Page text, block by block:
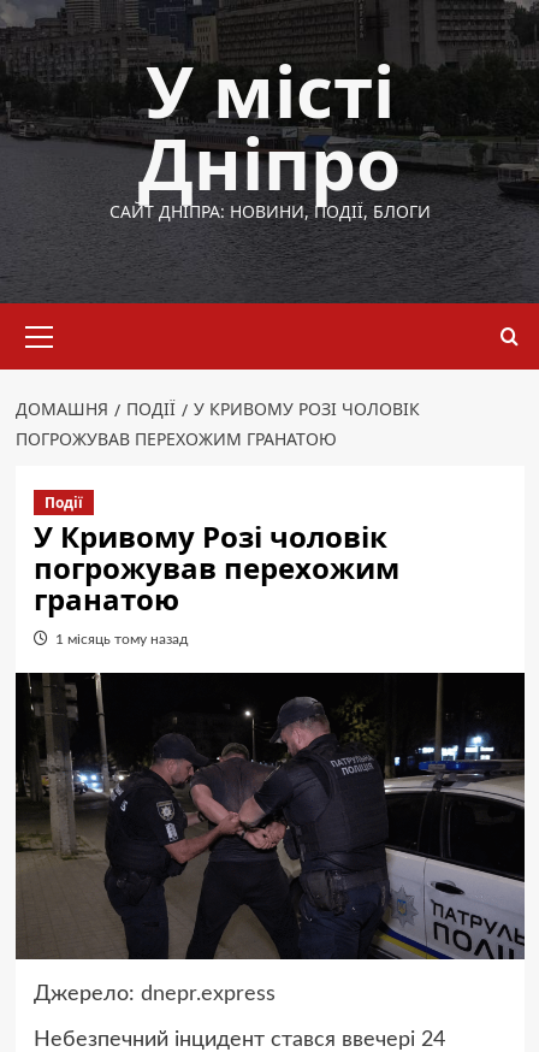
Перейти
до
вмісту
У місті
Дніпро
САЙТ ДНІПРА: НОВИНИ, ПОДІЇ, БЛОГИ
меню
ДОМАШНЯ ПОДІЇ
У КРИВОМУ РОЗІ ЧОЛОВІК
ПОГРОЖУВАВ ПЕРЕХОЖИМ ГРАНАТОЮ
Події
У Кривому Розі чоловік
погрожував перехожим
гранатою
1 місяць тому назад
Джерело: dnepr.express
Небезпечний інцидент стався ввечері 24